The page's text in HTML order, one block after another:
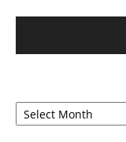
Archives